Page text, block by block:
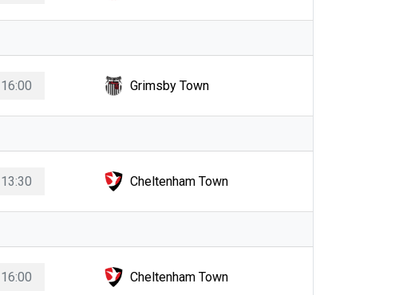
16:00 Grimsby Town
13:30 Cheltenham Town
16:00 Cheltenham Town